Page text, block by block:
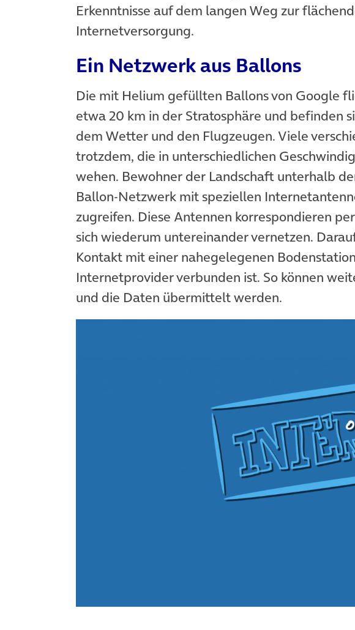
Erkenntnisse auf dem langen Weg zur
Internetversorgung.
Ein Netzwerk aus Ballons
Die mit Helium gefüllten Ballons von Google
etwa 20 km in der Stratosphäre und befinden
dem Wetter und den Flugzeugen. Viele
trotzdem, die in unterschiedlichen
wehen. Bewohner der Landschaft unterhalb
Ballon-Netzwerk mit speziellen
zugreifen. Diese Antennen korrespondieren
sich wiederum untereinander vernetzen.
Kontakt mit einer nahegelegenen
Internetprovider verbunden ist. So können
und die Daten übermittelt werden.